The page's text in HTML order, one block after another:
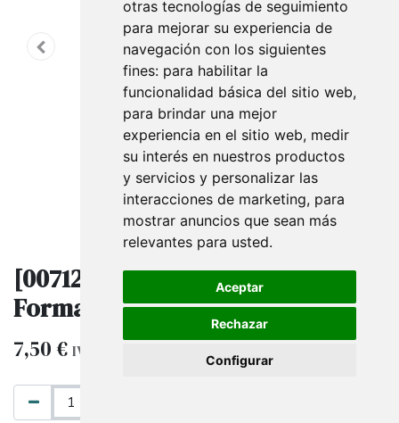
otras tecnologías de seguimiento
para mejorar su experiencia de
navegación con los siguientes
fines: para habilitar la
funcionalidad básica del sitio web,
para brindar una mejor
experiencia en el sitio web, medir
su interés en nuestros productos
y servicios y personalizar las
interacciones de marketing, para
mostrar anuncios que sean más
relevantes para usted.
Aceptar
Rechazar
Configurar
[007128] Portaprecio Acrílico A4
Forma L 30X21.5X10.5Cm
7,50€ IVA excluido